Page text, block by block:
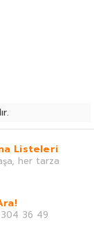
Listeleri
her tarza
36 49